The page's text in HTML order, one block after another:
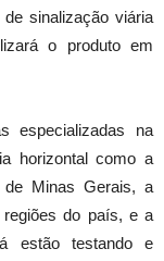
sinalização viária
o produto em
especializadas na
horizontal como a
de Minas Gerais, a
do país, e a
estão testando e